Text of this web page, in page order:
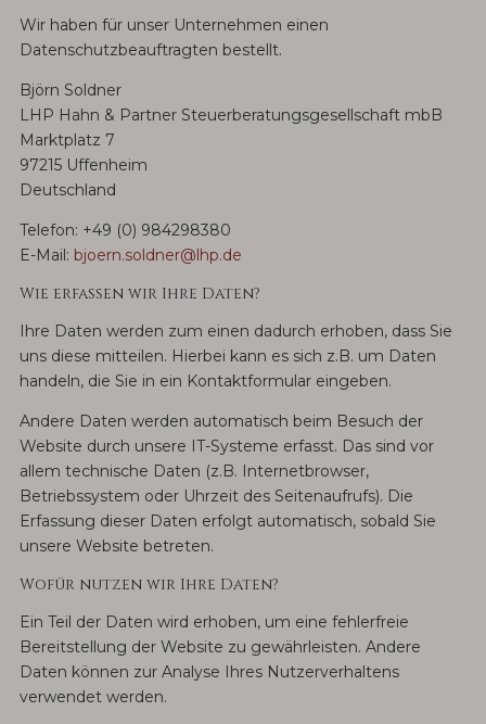
Wir haben für unser Unternehmen einen
Datenschutzbeauftragten bestellt.
Björn Soldner
LHP Hahn & Partner Steuerberatungsgesellschaft mbB
Marktplatz 7
97215 Uffenheim
Deutschland
Telefon: +49 (0) 984298380
E-Mail: bjoern.soldner@lhp.de
Wie erfassen wir Ihre Daten?
Ihre Daten werden zum einen dadurch erhoben, dass Sie
uns diese mitteilen. Hierbei kann es sich z.B. um Daten
handeln, die Sie in ein Kontaktformular eingeben.
Andere Daten werden automatisch beim Besuch der
Website durch unsere IT-Systeme erfasst. Das sind vor
allem technische Daten (z.B. Internetbrowser,
Betriebssystem oder Uhrzeit des Seitenaufrufs). Die
Erfassung dieser Daten erfolgt automatisch, sobald Sie
unsere Website betreten.
Wofür nutzen wir Ihre Daten?
Ein Teil der Daten wird erhoben, um eine fehlerfreie
Bereitstellung der Website zu gewährleisten. Andere
Daten können zur Analyse Ihres Nutzerverhaltens
verwendet werden.